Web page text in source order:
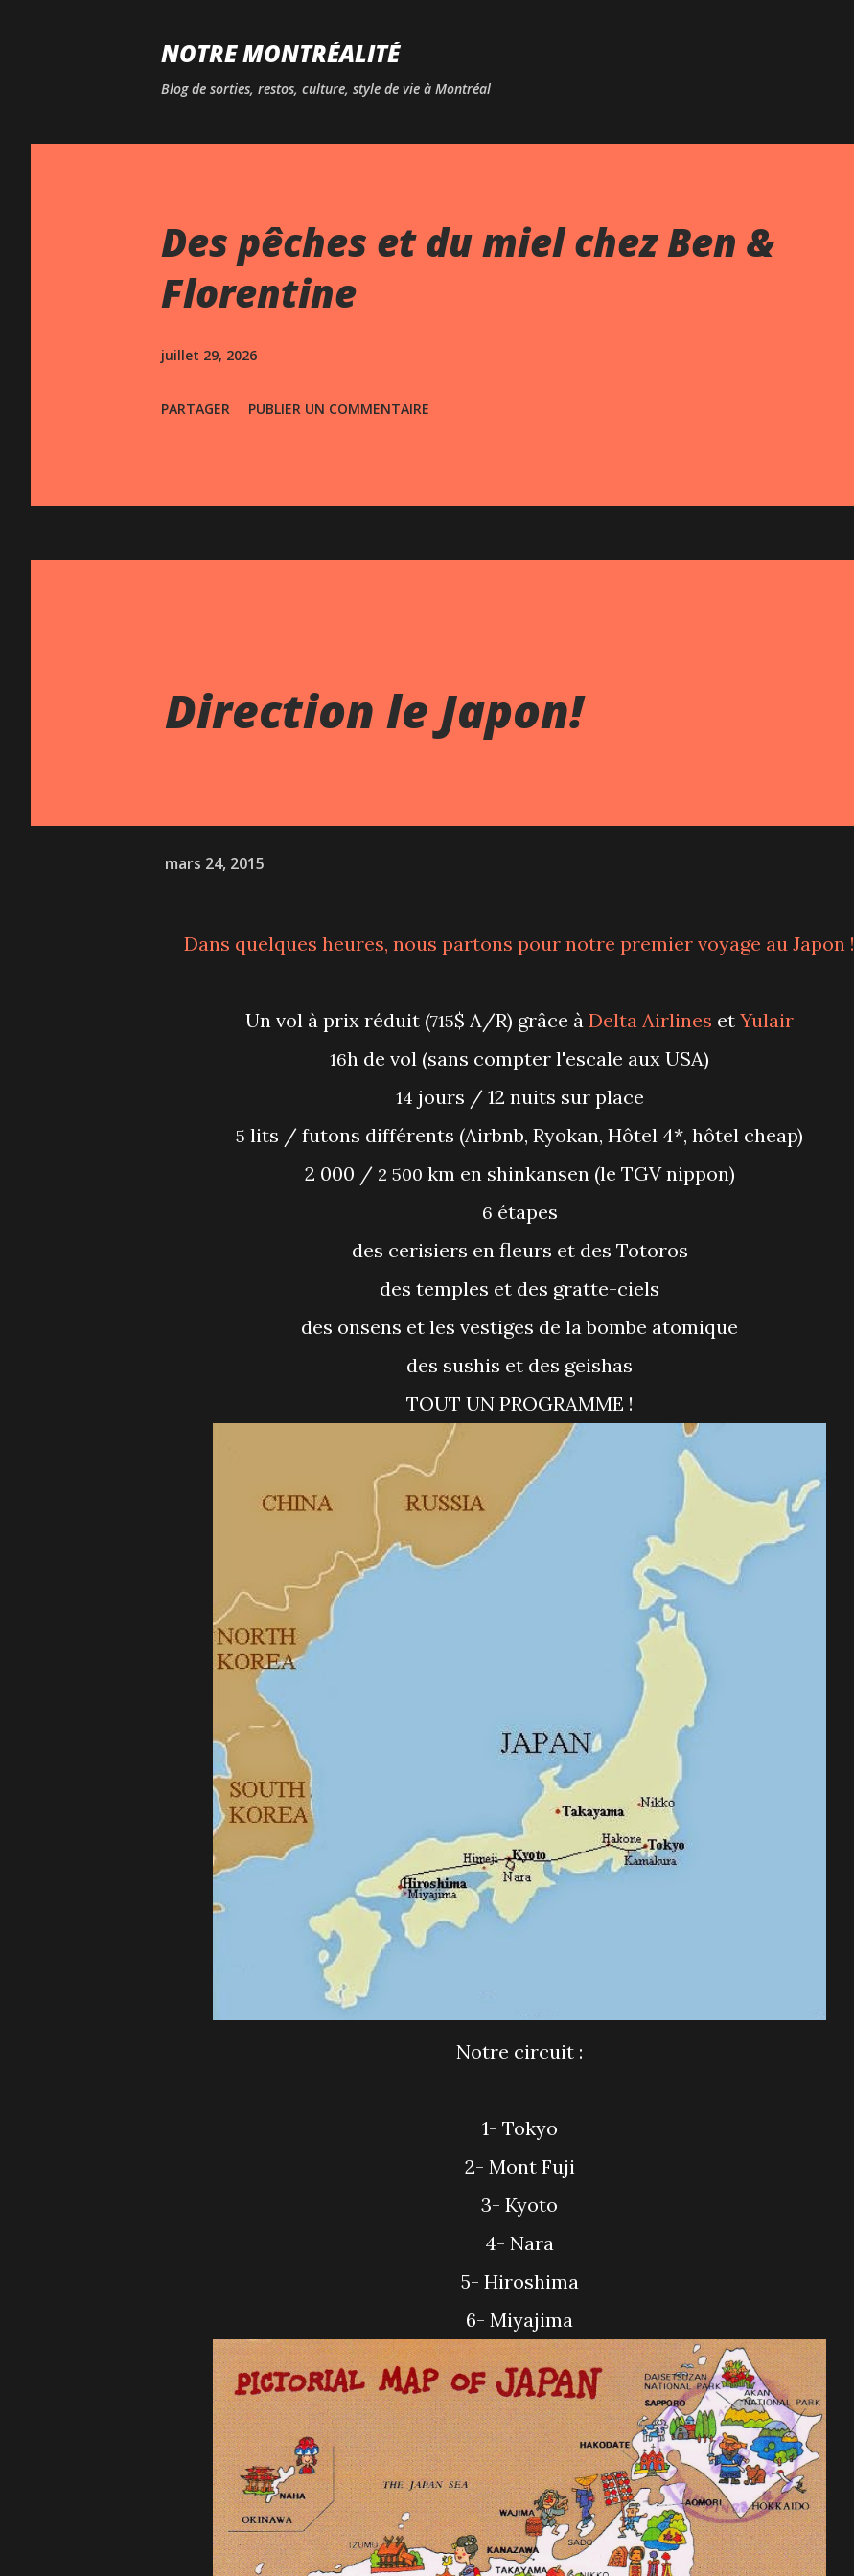
NOTRE MONTRÉALITÉ
Blog de sorties, restos, culture, style de vie à Montréal
Des pêches et du miel chez Ben &
Florentine
juillet 29, 2026
PARTAGER PUBLIER UN COMMENTAIRE
Direction le Japon!
mars 24, 2015
Dans quelques heures, nous partons pour notre premier voyage au Japon !
Un vol à prix réduit (715$ A/R) grâce à Delta Airlines et Yulair
16h de vol (sans compter l'escale aux USA)
14 jours / 12 nuits sur place
5 lits / futons différents (Airbnb, Ryokan, Hôtel 4*, hôtel cheap)
2 000 / 2 500 km en shinkansen (le TGV nippon)
6 étapes
des cerisiers en fleurs et des Totoros
des temples et des gratte-ciels
des onsens et les vestiges de la bombe atomique
des sushis et des geishas
TOUT UN PROGRAMME !
Notre circuit :
1- Tokyo
2- Mont Fuji
3- Kyoto
4- Nara
5- Hiroshima
6- Miyajima